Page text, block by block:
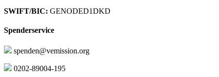
SWIFT/BIC: GENODED1DKD
Spenderservice
spenden@vemission.org
0202-89004-195